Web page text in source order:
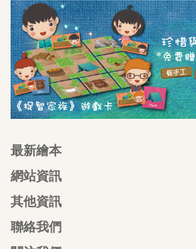
最新繪本
網站資訊
其他資訊
聯絡我們